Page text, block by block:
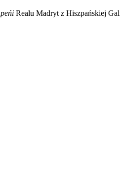
peńi Realu Madryt z Hiszpańskiej